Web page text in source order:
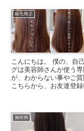
縮毛矯正
こんにちは。 僕の、自
グは美容師さんが使う
が、わからない事やご
こちらから、お友達登録
施術例